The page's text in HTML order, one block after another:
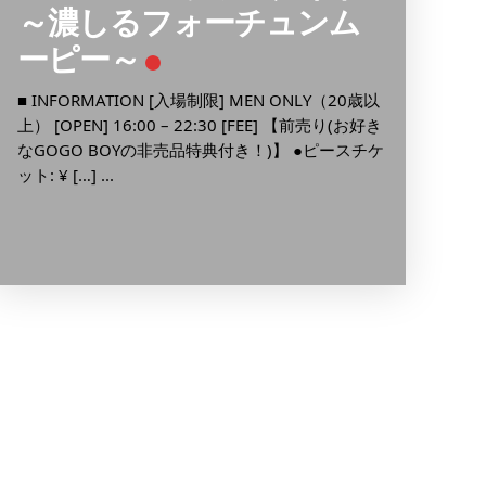
～濃しるフォーチュンム
ーピー～
■ INFORMATION [入場制限] MEN ONLY（20歳以
上） [OPEN] 16:00 – 22:30 [FEE] 【前売り(お好き
なGOGO BOYの非売品特典付き！)】 ●ピースチケ
ット: ¥ […] ...